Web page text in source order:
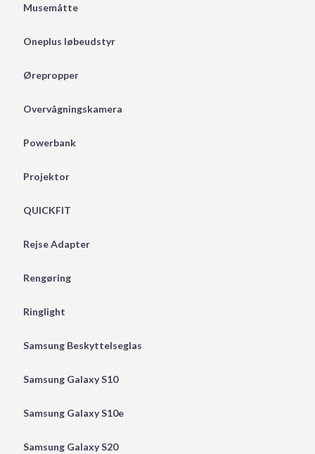
Musemåtte
Oneplus løbeudstyr
Ørepropper
Overvågningskamera
Powerbank
Projektor
QUICKFIT
Rejse Adapter
Rengøring
Ringlight
Samsung Beskyttelseglas
Samsung Galaxy S10
Samsung Galaxy S10e
Samsung Galaxy S20